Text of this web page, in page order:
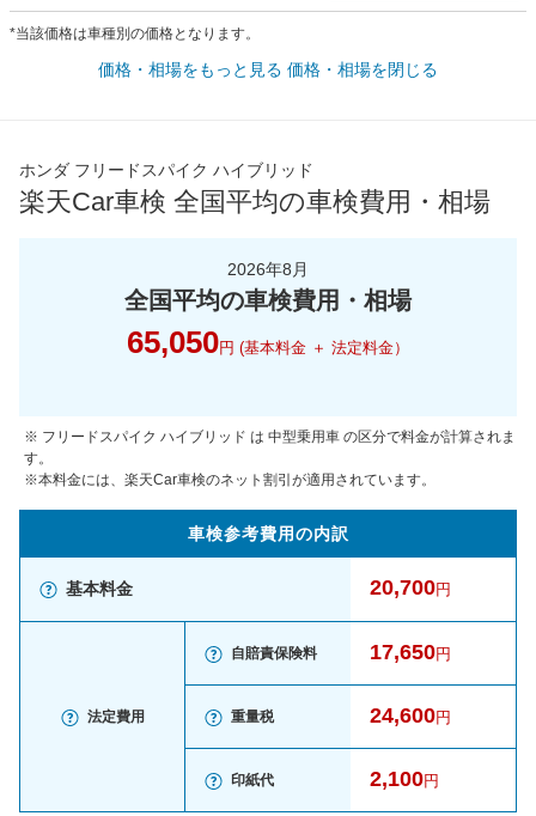
*当該価格は車種別の価格となります。
価格・相場をもっと見る 価格・相場を閉じる
ホンダ フリードスパイク ハイブリッド
楽天Car車検 全国平均の車検費用・相場
2026年8月
全国平均の車検費用・相場
65,050円 (基本料金 ＋ 法定料金）
※ フリードスパイク ハイブリッド は 中型乗用車 の区分で料金が計算されま
す。
※本料金には、楽天Car車検のネット割引が適用されています。
車検参考費用の内訳
基本料金 20,700円
法定費用
自賠責保険料 17,650円
重量税 24,600円
印紙代 2,100円